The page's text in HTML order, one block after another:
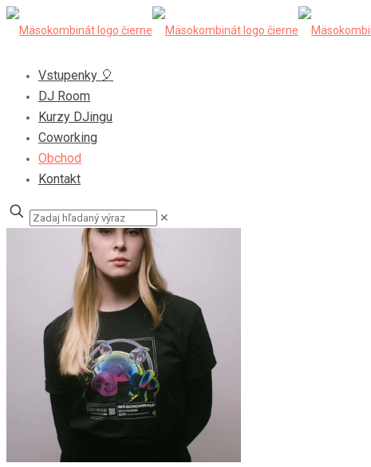
Vstupenky 🎈
DJ Room
Kurzy DJingu
Coworking
Obchod
Kontakt
✕